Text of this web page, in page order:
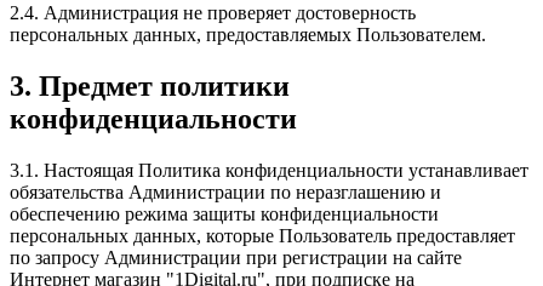
2.4. Администрация не проверяет достоверность
персональных данных, предоставляемых Пользователем.
3. Предмет политики
конфиденциальности
3.1. Настоящая Политика конфиденциальности устанавливает
обязательства Администрации по неразглашению и
обеспечению режима защиты конфиденциальности
персональных данных, которые Пользователь предоставляет
по запросу Администрации при регистрации на сайте
Интернет магазин "1Digital.ru", при подписке на